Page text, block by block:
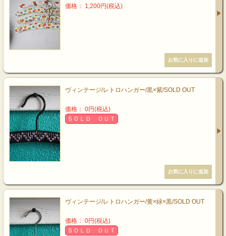
価格： 1,200円(税込)
ヴィンテージ/レトロハンガー/黒×紫/SOLD OUT
価格： 0円(税込)
ＳＯＬＤ ＯＵＴ
ヴィンテージ/レトロハンガー/黄×緑×黒/SOLD OUT
価格： 0円(税込)
ＳＯＬＤ ＯＵＴ